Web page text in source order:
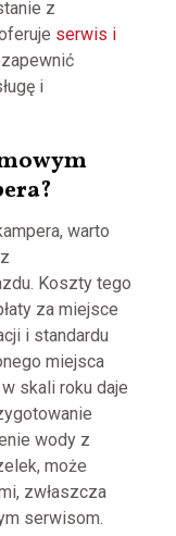
z
serwis i
i
warto
Koszty tego
za miejsce
i standardu
miejsca
skali roku daje
wody z
może
zwłaszcza
serwisom.